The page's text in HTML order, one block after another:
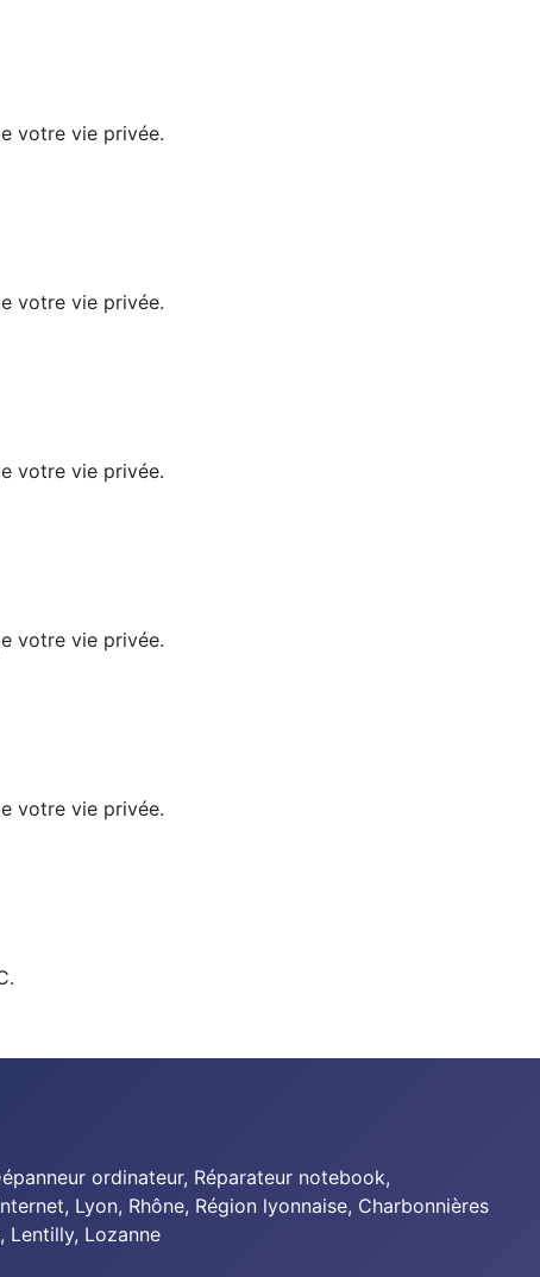
votre vie privée.
votre vie privée.
votre vie privée.
votre vie privée.
votre vie privée.
ordinateur, Réparateur notebook,
Lyon, Rhône, Région lyonnaise, Charbonnières
Lentilly, Lozanne